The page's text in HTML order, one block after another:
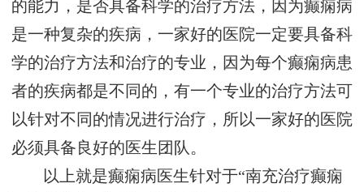
的能力，是否具备科学的治疗方法，因为癫痫病
是一种复杂的疾病，一家好的医院一定要具备科
学的治疗方法和治疗的专业，因为每个癫痫病患
者的疾病都是不同的，有一个专业的治疗方法可
以针对不同的情况进行治疗，所以一家好的医院
必须具备良好的医生团队。
以上就是癫痫病医生针对于“南充治疗癫痫